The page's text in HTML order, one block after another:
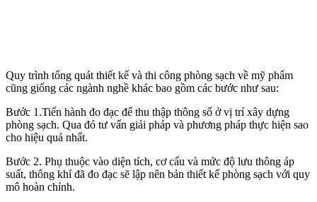
Quy trình tổng quát thiết kế và thi công phòng sạch về mỹ phẩm
cũng giống các ngành nghề khác bao gồm các bước như sau:
Bước 1.Tiến hành đo đạc để thu thập thông số ở vị trí xây dựng
phòng sạch. Qua đó tư vấn giải pháp và phương pháp thực hiện sao
cho hiệu quả nhất.
Bước 2. Phụ thuộc vào diện tích, cơ cấu và mức độ lưu thông áp
suất, thông khí đã đo đạc sẽ lập nên bản thiết kế phòng sạch với quy
mô hoàn chỉnh.